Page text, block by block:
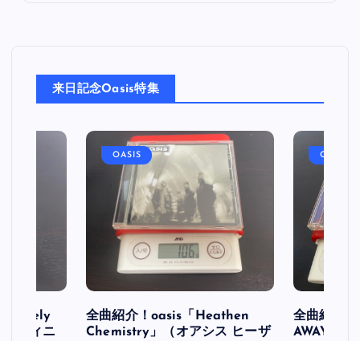
来日記念Oasis特集
フィニ
OASIS
全曲紹介！oasis「Heathen
Chemistry」（オアシス ヒーザ
OASIS
全曲紹介
AWAY」